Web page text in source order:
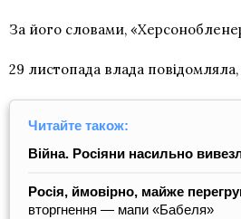
За його словами,
29 листопада влада
Читайте також:
Війна. Росіяни насильно
Росія, ймовірно, майже
вторгнення — мапи «Бабеля»